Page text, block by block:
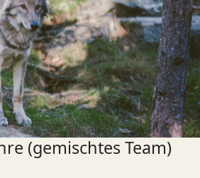
(gemischtes Team)